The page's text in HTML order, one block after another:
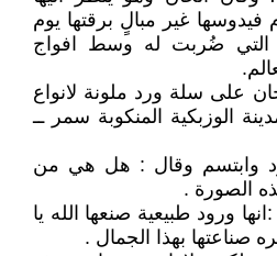
فيدوسها غير مبالٍ برقتها يوم
التي ضُربت له وسط افواج
على سلة ورد ملونة لانواع
الوزبكية المنكوبة سمر ــ
وابتسم وقال : هل هي من
الصورة .
ورود طبيعية صنعها الله يا
صناعتها بهذا الجمال .